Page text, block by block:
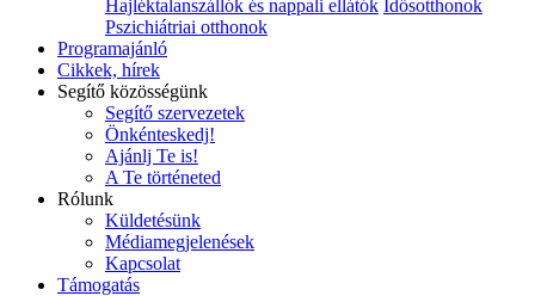
Hajléktalanszállók és nappali ellátók Idősotthonok
Pszichiátriai otthonok
Programajánló
Cikkek, hírek
Segítő közösségünk
Segítő szervezetek
Önkénteskedj!
Ajánlj Te is!
A Te történeted
Rólunk
Küldetésünk
Médiamegjelenések
Kapcsolat
Támogatás